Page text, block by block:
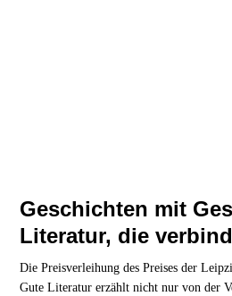
Geschichten mit
Literatur, die
Die Preisverleihung des Preises der
Gute Literatur erzählt nicht nur von der